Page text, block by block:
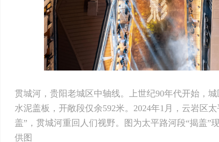
贯城河，贵阳老城区中轴线。上世纪90年代开始，
水泥盖板，开敞段仅余592米。2024年1月，云岩区
盖”，贯城河重回人们视野。图为太平路河段“揭盖”
供图